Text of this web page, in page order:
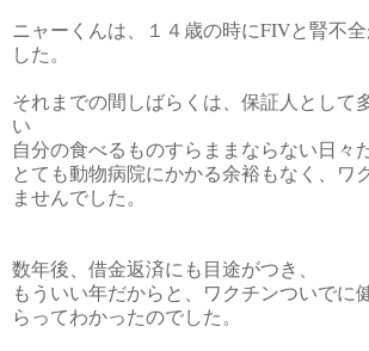
ニャーくんは、１４歳の時にFIVと腎不
した。
それまでの間しばらくは、保証人として
い
自分の食べるものすらままならない日々
とても動物病院にかかる余裕もなく、ワ
ませんでした。
数年後、借金返済にも目途がつき、
もういい年だからと、ワクチンついでに
らってわかったのでした。